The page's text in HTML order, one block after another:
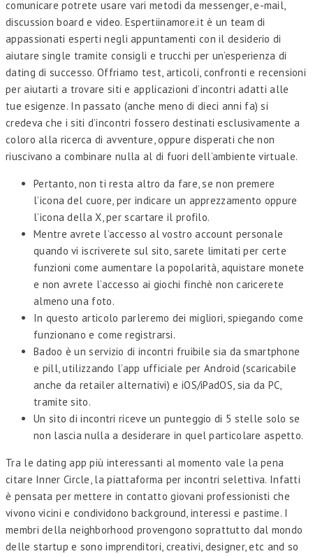
comunicare potrete usare vari metodi da messenger, e-mail,
discussion board e video. Espertiinamore.it è un team di
appassionati esperti negli appuntamenti con il desiderio di
aiutare single tramite consigli e trucchi per un’esperienza di
dating di successo. Offriamo test, articoli, confronti e recensioni
per aiutarti a trovare siti e applicazioni d’incontri adatti alle
tue esigenze. In passato (anche meno di dieci anni fa) si
credeva che i siti d’incontri fossero destinati esclusivamente a
coloro alla ricerca di avventure, oppure disperati che non
riuscivano a combinare nulla al di fuori dell’ambiente virtuale.
Pertanto, non ti resta altro da fare, se non premere
l’icona del cuore, per indicare un apprezzamento oppure
l’icona della X, per scartare il profilo.
Mentre avrete l’accesso al vostro account personale
quando vi iscriverete sul sito, sarete limitati per certe
funzioni come aumentare la popolarità, aquistare monete
e non avrete l’accesso ai giochi finchè non caricerete
almeno una foto.
In questo articolo parleremo dei migliori, spiegando come
funzionano e come registrarsi.
Badoo è un servizio di incontri fruibile sia da smartphone
e pill, utilizzando l’app ufficiale per Android (scaricabile
anche da retailer alternativi) e iOS/iPadOS, sia da PC,
tramite sito.
Un sito di incontri riceve un punteggio di 5 stelle solo se
non lascia nulla a desiderare in quel particolare aspetto.
Tra le dating app più interessanti al momento vale la pena
citare Inner Circle, la piattaforma per incontri selettiva. Infatti
è pensata per mettere in contatto giovani professionisti che
vivono vicini e condividono background, interessi e pastime. I
membri della neighborhood provengono soprattutto dal mondo
delle startup e sono imprenditori, creativi, designer, etc and so